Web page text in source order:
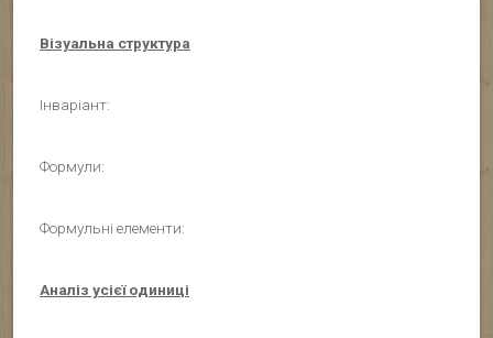
Візуальна структура
Інваріант:
Формули:
Формульні елементи:
Аналіз усієї одиниці